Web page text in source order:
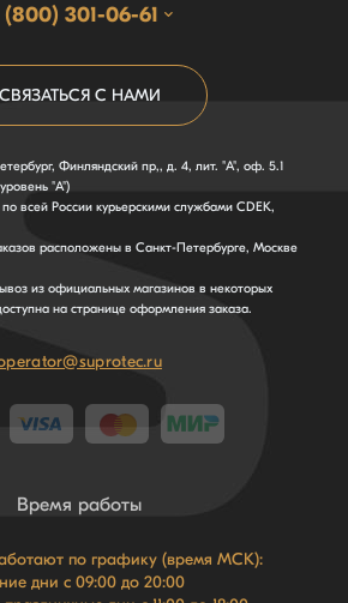
301-06-61
СВЯЗАТЬСЯ С НАМИ
Финляндский пр,, д. 4, лит. "А", оф. 5.1
"А")
всей России курьерскими службами CDEK,
расположены в Санкт-Петербурге, Москве
из официальных магазинов в некоторых
на странице оформления заказа.
Время работы
по графику (время МСК):
дни с 09:00 до 20:00